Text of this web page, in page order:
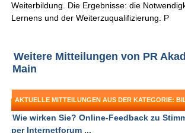
Weiterbildung. Die Ergebnisse: die
Lernens und der Weiterzuqualifizierung. P
Weitere Mitteilungen von PR
Main
AKTUELLE MITTEILUNGEN AUS DER KATEGORIE:
Wie wirken Sie? Online-Feedback zu
per Internetforum ...